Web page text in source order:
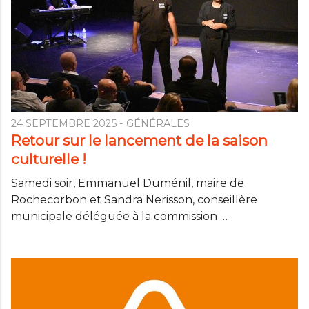
24 SEPTEMBRE 2025 - GÉNÉRALES
Retour sur le lancement de la saison
culturelle !
Samedi soir, Emmanuel Duménil, maire de
Rochecorbon et Sandra Nerisson, conseillère
municipale déléguée à la commission …